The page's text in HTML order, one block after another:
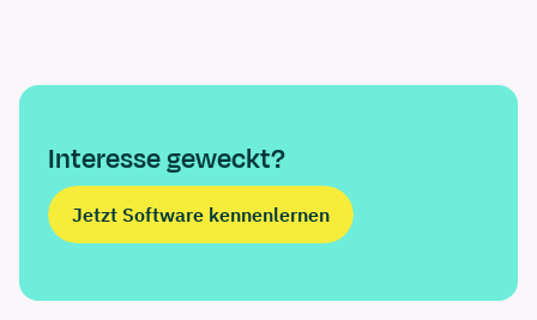
Interesse geweckt?
Jetzt Software kennenlernen